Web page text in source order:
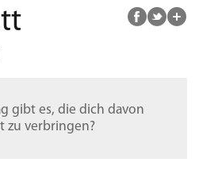
gibt es, die dich davon
zu verbringen?